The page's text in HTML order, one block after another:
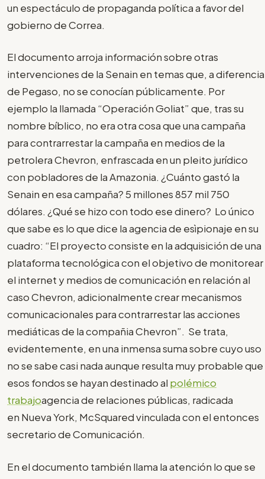
un espectáculo de propaganda política a favor del
gobierno de Correa.
El documento arroja información sobre otras
intervenciones de la Senain en temas que, a diferencia
de Pegaso, no se conocían públicamente. Por
ejemplo la llamada “Operación Goliat” que, tras su
nombre bíblico, no era otra cosa que una campaña
para contrarrestar la campaña en medios de la
petrolera Chevron, enfrascada en un pleito jurídico
con pobladores de la Amazonia. ¿Cuánto gastó la
Senain en esa campaña? 5 millones 857 mil 750
dólares. ¿Qué se hizo con todo ese dinero? Lo único
que sabe es lo que dice la agencia de esìpionaje en su
cuadro: “El proyecto consiste en la adquisición de una
plataforma tecnológica con el objetivo de monitorear
el internet y medios de comunicación en relación al
caso Chevron, adicionalmente crear mecanismos
comunicacionales para contrarrestar las acciones
mediáticas de la compañia Chevron”. Se trata,
evidentemente, en una inmensa suma sobre cuyo uso
no se sabe casi nada aunque resulta muy probable que
esos fondos se hayan destinado al polémico
trabajoagencia de relaciones públicas, radicada
en Nueva York, McSquared vinculada con el entonces
secretario de Comunicación.
En el documento también llama la atención lo que se